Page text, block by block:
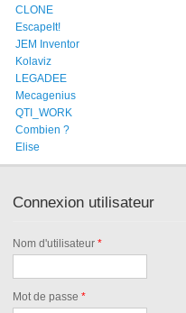
CLONE
EscapeIt!
JEM Inventor
Kolaviz
LEGADEE
Mecagenius
QTI_WORK
Combien ?
Elise
Connexion utilisateur
Nom d'utilisateur*
Mot de passe*